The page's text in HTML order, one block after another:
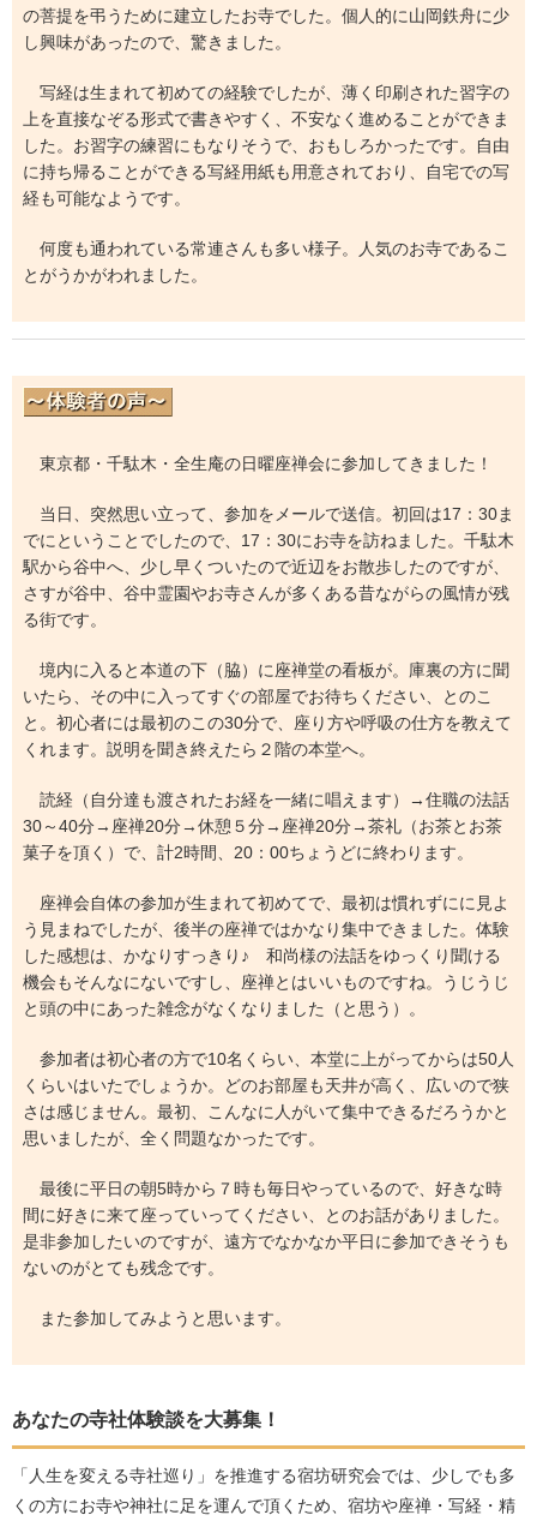
の菩提を弔うために建立したお寺でした。個人的に山岡鉄舟に少
し興味があったので、驚きました。
写経は生まれて初めての経験でしたが、薄く印刷された習字の
上を直接なぞる形式で書きやすく、不安なく進めることができま
した。お習字の練習にもなりそうで、おもしろかったです。自由
に持ち帰ることができる写経用紙も用意されており、自宅での写
経も可能なようです。
何度も通われている常連さんも多い様子。人気のお寺であるこ
とがうかがわれました。
東京都・千駄木・全生庵の日曜座禅会に参加してきました！
当日、突然思い立って、参加をメールで送信。初回は17：30ま
でにということでしたので、17：30にお寺を訪ねました。千駄木
駅から谷中へ、少し早くついたので近辺をお散歩したのですが、
さすが谷中、谷中霊園やお寺さんが多くある昔ながらの風情が残
る街です。
境内に入ると本道の下（脇）に座禅堂の看板が。庫裏の方に聞
いたら、その中に入ってすぐの部屋でお待ちください、とのこ
と。初心者には最初のこの30分で、座り方や呼吸の仕方を教えて
くれます。説明を聞き終えたら２階の本堂へ。
読経（自分達も渡されたお経を一緒に唱えます）→住職の法話
30～40分→座禅20分→休憩５分→座禅20分→茶礼（お茶とお茶
菓子を頂く）で、計2時間、20：00ちょうどに終わります。
座禅会自体の参加が生まれて初めてで、最初は慣れずにに見よ
う見まねでしたが、後半の座禅ではかなり集中できました。体験
した感想は、かなりすっきり♪ 和尚様の法話をゆっくり聞ける
機会もそんなにないですし、座禅とはいいものですね。うじうじ
と頭の中にあった雑念がなくなりました（と思う）。
参加者は初心者の方で10名くらい、本堂に上がってからは50人
くらいはいたでしょうか。どのお部屋も天井が高く、広いので狭
さは感じません。最初、こんなに人がいて集中できるだろうかと
思いましたが、全く問題なかったです。
最後に平日の朝5時から７時も毎日やっているので、好きな時
間に好きに来て座っていってください、とのお話がありました。
是非参加したいのですが、遠方でなかなか平日に参加できそうも
ないのがとても残念です。
また参加してみようと思います。
あなたの寺社体験談を大募集！
「人生を変える寺社巡り」を推進する宿坊研究会では、少しでも多
くの方にお寺や神社に足を運んで頂くため、宿坊や座禅・写経・精